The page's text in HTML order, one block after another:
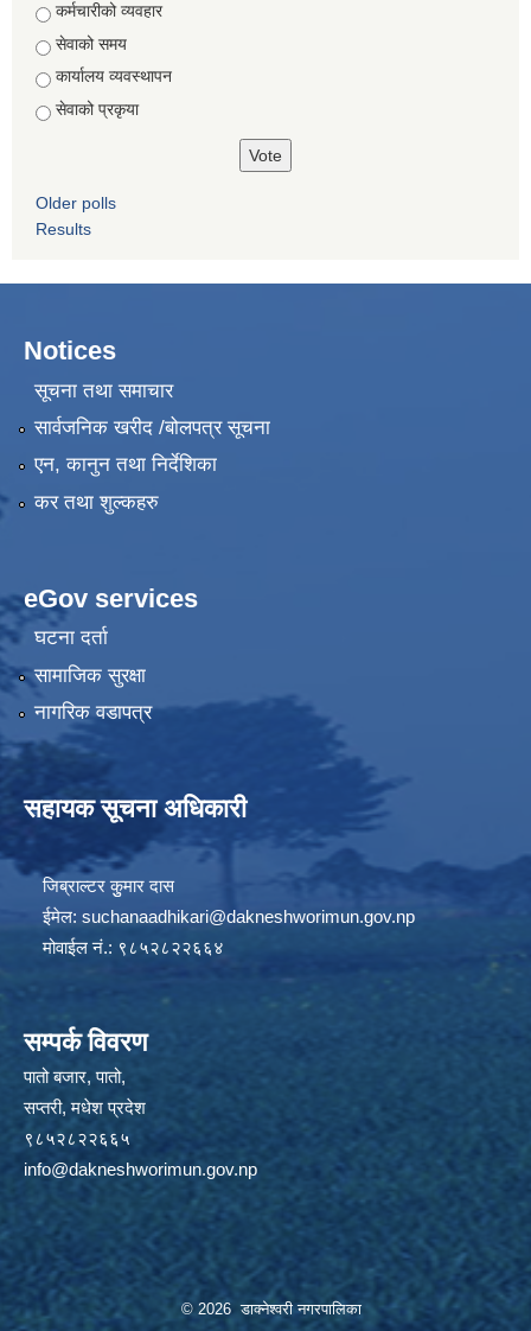
Choices
कर्मचारीको व्यवहार
सेवाको समय
कार्यालय व्यवस्थापन
सेवाको प्रकृया
Older polls
Results
Notices
सूचना तथा समाचार
सार्वजनिक खरीद /बोलपत्र सूचना
एन, कानुन तथा निर्देशिका
कर तथा शुल्कहरु
eGov services
घटना दर्ता
सामाजिक सुरक्षा
नागरिक वडापत्र
सहायक सूचना अधिकारी
जिब्राल्टर कुुमार दास
ईमेल: suchanaadhikari@dakneshworimun.gov.np
मोवाईल नं.: ९८५२८२२६६४
सम्पर्क विवरण
पातो बजार, पातो,
सप्तरी, मधेश प्रदेश
९८५२८२२६६५
info@dakneshworimun.gov.np
© 2026 डाक्नेश्वरी नगरपालिका